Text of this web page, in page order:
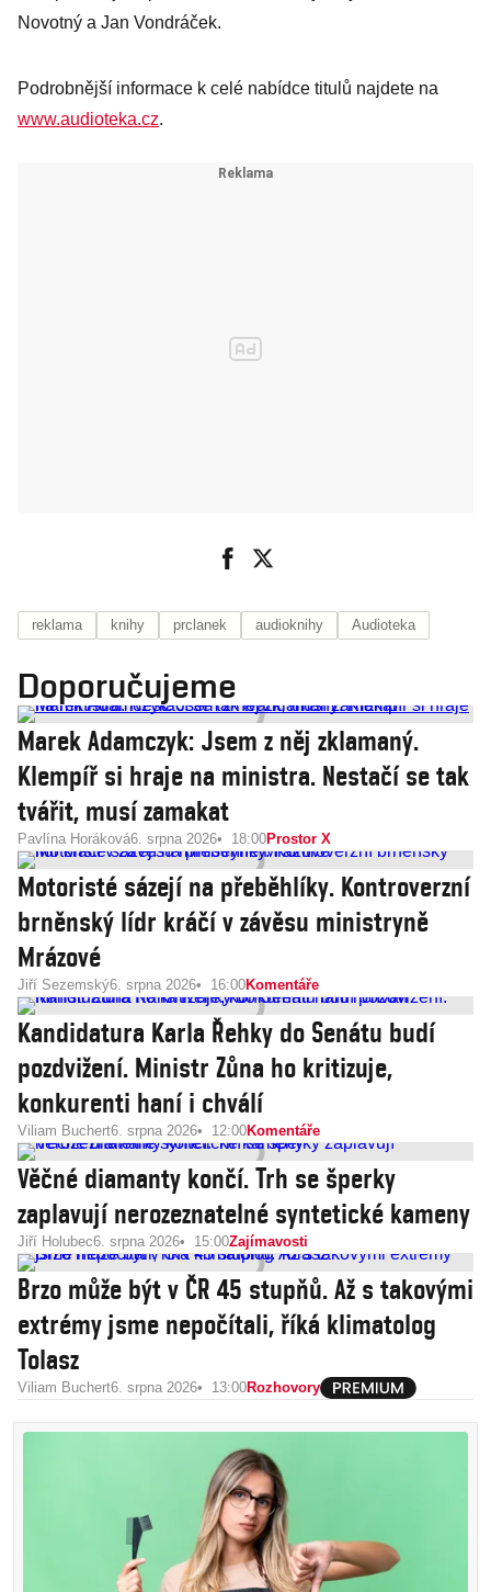
Novotný a Jan Vondráček.
Podrobnější informace k celé nabídce titulů najdete na
www.audioteka.cz.
reklama knihy prclanek audioknihy Audioteka
Doporučujeme
Marek Adamczyk: Jsem z něj zklamaný.
Klempíř si hraje na ministra. Nestačí se tak
tvářit, musí zamakat
Pavlína Horáková6. srpna 2026 18:00Prostor X
Motoristé sázejí na přeběhlíky. Kontroverzní
brněnský lídr kráčí v závěsu ministryně
Mrázové
Jiří Sezemský6. srpna 2026 16:00Komentáře
Kandidatura Karla Řehky do Senátu budí
pozdvižení. Ministr Zůna ho kritizuje,
konkurenti haní i chválí
Viliam Buchert6. srpna 2026 12:00Komentáře
Věčné diamanty končí. Trh se šperky
zaplavují nerozeznatelné syntetické kameny
Jiří Holubec6. srpna 2026 15:00Zajímavosti
Brzo může být v ČR 45 stupňů. Až s takovými
extrémy jsme nepočítali, říká klimatolog
Tolasz
Viliam Buchert6. srpna 2026 13:00Rozhovory